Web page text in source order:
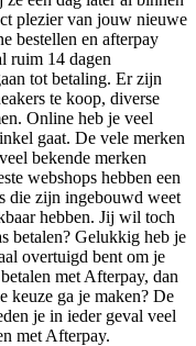
plezier van jouw nieuwe
bestellen en afterpay
ruim 14 dagen
tot betaling. Er zijn
te koop, diverse
Online heb je veel
gaat. De vele merken
bekende merken
webshops hebben een
die zijn ingebouwd weet
hebben. Jij wil toch
betalen? Gelukkig heb je
overtuigd bent om je
met Afterpay, dan
keuze ga je maken? De
je in ieder geval veel
met Afterpay.